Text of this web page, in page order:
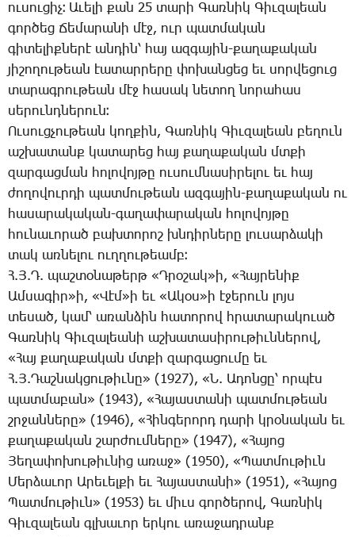
ու­սու­ցիչ։ Ա­ւե­լի քան 25 տա­րի ­Գառ­նիկ ­Գիւ­զա­լեան
գոր­ծեց ­Ճե­մա­րա­նի մէջ, ուր պատ­մա­կան
գի­տե­լիք­նե­րէ ան­դին՝ հայ ազ­գա­յին-քա­ղա­քա­կան
յի­շո­ղու­թեան էա­տար­րե­րը փո­խան­ցեց եւ սոր­վե­ցուց
տա­րագ­րու­թեան մէջ հա­սակ նե­տող նո­րա­հաս
սե­րունդ­նե­րուն։
Ու­սուց­չու­թեան կող­քին, ­Գառ­նիկ ­Գիւ­զա­լեան բե­ղուն
աշ­խա­տանք կա­տա­րեց հայ քա­ղա­քա­կան մտքի
զար­գաց­ման հո­լո­վոյ­թը ու­սում­նա­սի­րե­լու եւ հայ
ժո­ղո­վուր­դի պատ­մու­թեան ազ­գա­յին-քա­ղա­քա­կան ու
հա­սա­րա­կա­կան-գա­ղա­փա­րա­կան հո­լո­վոյ­թը
հու­նա­ւո­րած բախ­տո­րոշ խնդիր­նե­րը լու­սար­ձա­կի
տակ առ­նե­լու ուղ­ղու­թեամբ։
Հ.Յ.Դ. պաշ­տօ­նա­թերթ «Դ­րօ­շակ»ի, «­Հայ­րե­նիք
Ամ­սա­գիր»ի, «­Վէմ»ի եւ «Ա­կօս»ի է­ջե­րուն լոյս
տե­սած, կամ՝ ա­ռան­ձին հա­տո­րով հրա­տա­րա­կո­ւած
­Գառ­նիկ ­Գիւ­զա­լեա­նի աշ­խա­տա­սի­րու­թիւն­նե­րով,
«­Հայ քա­ղա­քա­կան մտքի զար­գա­ցու­մը եւ
Հ.Յ.­Դաշ­նակ­ցու­թիւ­նը» (1927), «Ն. Ա­դոն­ցը՝ որ­պէս
պատ­մա­բան» (1943), «­Հա­յաս­տա­նի պատ­մու­թեան
շրջան­նե­րը» (1946), «­Հին­գե­րորդ դա­րի կրօ­նա­կան եւ
քա­ղա­քա­կան շար­ժում­նե­րը» (1947), «­Հա­յոց
­Յե­ղա­փո­խու­թիւ­նից ա­ռաջ» (1950), «­Պատ­մու­թիւն
­Մեր­ձա­ւոր Ա­րե­ւել­քի եւ ­Հա­յաս­տա­նի» (1951), «­Հա­յոց
­Պատ­մու­թիւն» (1953) եւ միւս գոր­ծե­րով, ­Գառ­նիկ
­Գիւ­զա­լեան գլխա­ւոր եր­կու ա­ռա­ջադ­րանք